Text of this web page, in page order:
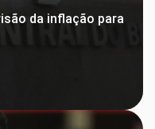
da inflação para